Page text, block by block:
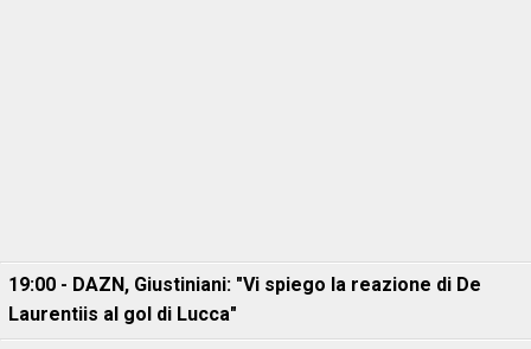
19:00 - DAZN, Giustiniani: "Vi spiego la reazione di De
Laurentiis al gol di Lucca"